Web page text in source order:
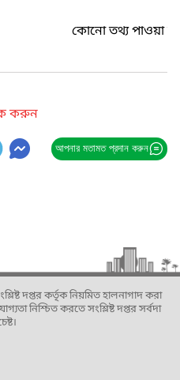
কোনো তথ্য পাওয়া
করুন
আপনার মতামত প্রদান করুন
দপ্তর কর্তৃক নিয়মিত হালনাগাদ করা
নিশ্চিত করতে সংশ্লিষ্ট দপ্তর সর্বদা